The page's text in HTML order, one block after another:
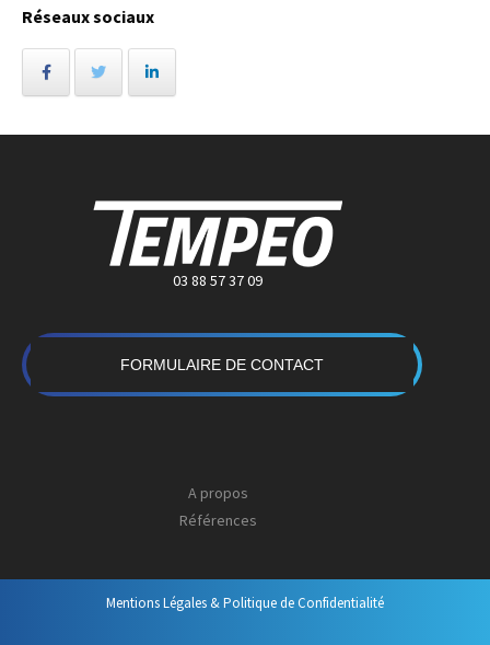
Réseaux sociaux
03 88 57 37 09
FORMULAIRE DE CONTACT
A propos
Références
Mentions Légales & Politique de Confidentialité